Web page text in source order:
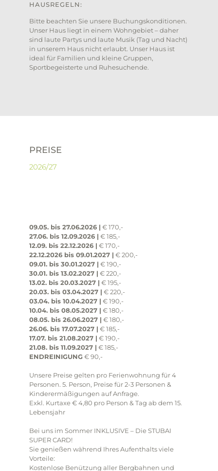
HAUSREGELN:
Bitte beachten Sie unsere Buchungskonditionen.
Unser Haus liegt in einem Wohngebiet – daher
sind laute Partys und laute Musik (Tag und Nacht)
in unserem Haus nicht erlaubt. Unser Haus ist
ideal für Familien und kleine Gruppen,
Sportbegeisterte und Ruhesuchende.
PREISE
2026/27
09.05. bis 27.06.2026 | € 170,-
27.06. bis 12.09.2026 | € 185,-
12.09. bis 22.12.2026 | € 170,-
22.12.2026 bis 09.01.2027 | € 200,-
09.01. bis 30.01.2027 | € 190,-
30.01. bis 13.02.2027 | € 220,-
13.02. bis 20.03.2027 | € 195,-
20.03. bis 03.04.2027 | € 220,-
03.04. bis 10.04.2027 | € 190,-
10.04. bis 08.05.2027 | € 180,-
08.05. bis 26.06.2027 | € 180,-
26.06. bis 17.07.2027 | € 185,-
17.07. bis 21.08.2027 | € 190,-
21.08. bis 11.09.2027 | € 185,-
ENDREINIGUNG€ 90,-
Unsere Preise gelten pro Ferienwohnung für 4
Personen. 5. Person, Preise für 2-3 Personen &
Kinderermäßigungen auf Anfrage.
Exkl. Kurtaxe € 4,80 pro Person & Tag ab dem 15.
Lebensjahr
Bei uns im Sommer INKLUSIVE – Die STUBAI
SUPER CARD!
Sie genießen während Ihres Aufenthalts viele
Vorteile:
Kostenlose Benützung aller Bergbahnen und